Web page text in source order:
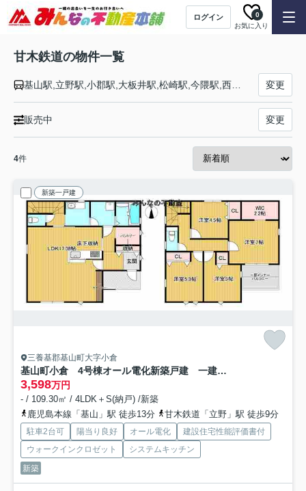
ログイン
お気に入り
0
甘木鉄道の物件一覧
変更
販売中 変更
4件
新築一戸建
三養基郡基山町大字小倉
基山町小倉 4号棟オール電化新築戸建 一建設株式会社
3,598万円
- / 109.30㎡ / 4LDK＋S(納戸) /新築
鹿児島本線「基山」駅 徒歩13分
甘木鉄道「立野」駅 徒歩9分
駐車2台可 陽当り良好 オール電化
建設住宅性能評価書付
ウォークインクロゼット
システムキッチン
新築